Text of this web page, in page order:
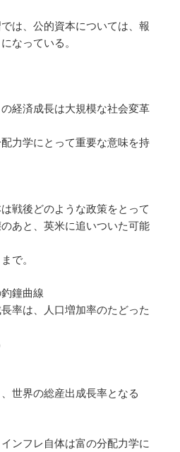
は、公的資本については、報
なっている。
経済成長は大規模な社会変革
力学にとって重要な意味を持
戦後どのような政策をとって
あと、英米に追いついた可能
で。
鐘曲線
率は、人口増加率のたどった
世界の総産出成長率となる
ンフレ自体は富の分配力学に